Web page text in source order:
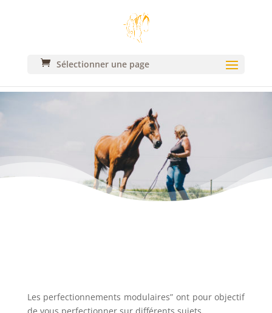
Sélectionner une page
Perfectionnements Modulaires
Les perfectionnements modulaires” ont pour objectif